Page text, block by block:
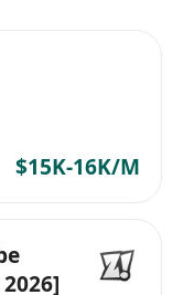
信息、自动化、
平台（ARM）
$15K-16K/M